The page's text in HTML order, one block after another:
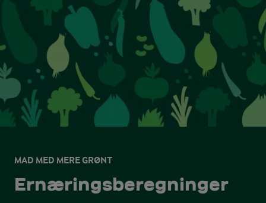
MAD MED MERE GRØNT
Ernærings­beregninger